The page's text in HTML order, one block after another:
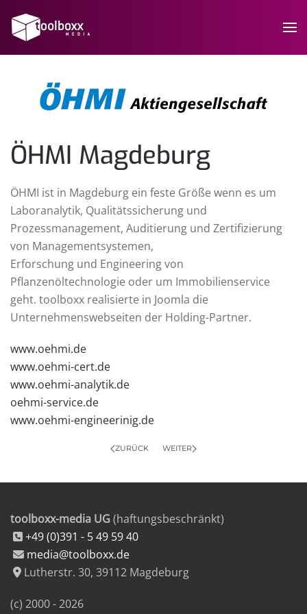
ÖHMI Magdeburg
ÖHMI ist in Magdeburg ein feste Größe wenn es um
Laboranalytik, Qualitätssicherung und
Prozessmanagement, Auditierung und Zertifizierung
von Managementsystemen,
Erforschung und Engineering von
Pflanzenöltechnologie oder um Immobilienservice
geht. toolboxx realisierte in Joomla die
Unternehmenswebseiten der Holding-Partner.
www.oehmi.de
www.oehmi-cert.de
www.oehmi-analytik.de
oehmi-service.de
www.oehmi-engineerinig.de
ZURÜCK WEITER
toolboxx-media UG (haftungsbeschränkt)
+49 (0)391 - 5 49 59 40
media@toolboxx.de
Lutherstr. 30, 39112 Magdeburg
(c) 2000 -2026